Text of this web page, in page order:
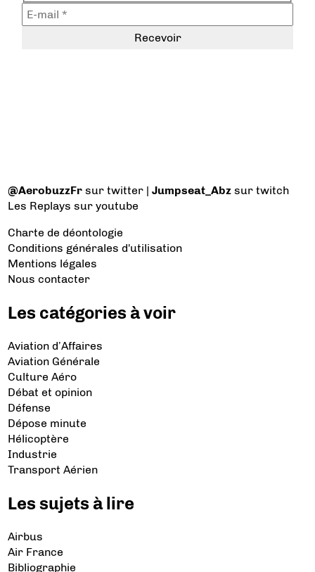
@AerobuzzFr sur twitter |Jumpseat_Abz sur twitch
Les Replays sur youtube
Charte de déontologie
Conditions générales d'utilisation
Mentions légales
Nous contacter
Les catégories à voir
Aviation d’Affaires
Aviation Générale
Culture Aéro
Débat et opinion
Défense
Dépose minute
Hélicoptère
Industrie
Transport Aérien
Les sujets à lire
Airbus
Air France
Bibliographie